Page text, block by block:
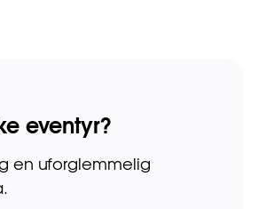
eventyr?
en uforglemmelig